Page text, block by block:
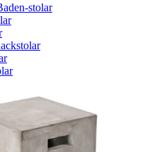
stolar